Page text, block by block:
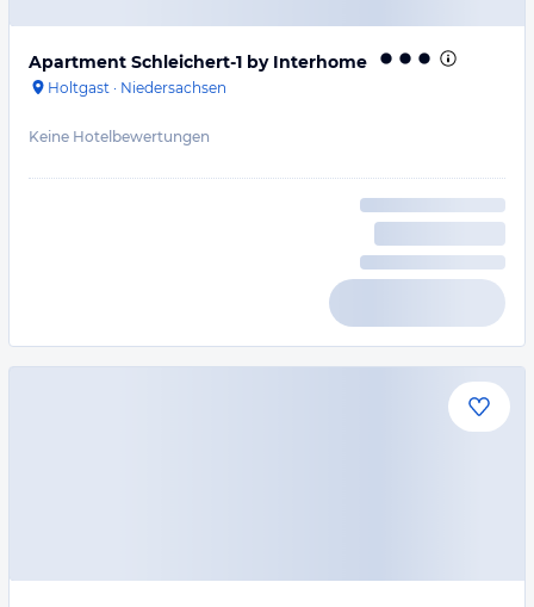
Apartment Schleichert-1 by Interhome
Holtgast · Niedersachsen
Keine Hotelbewertungen